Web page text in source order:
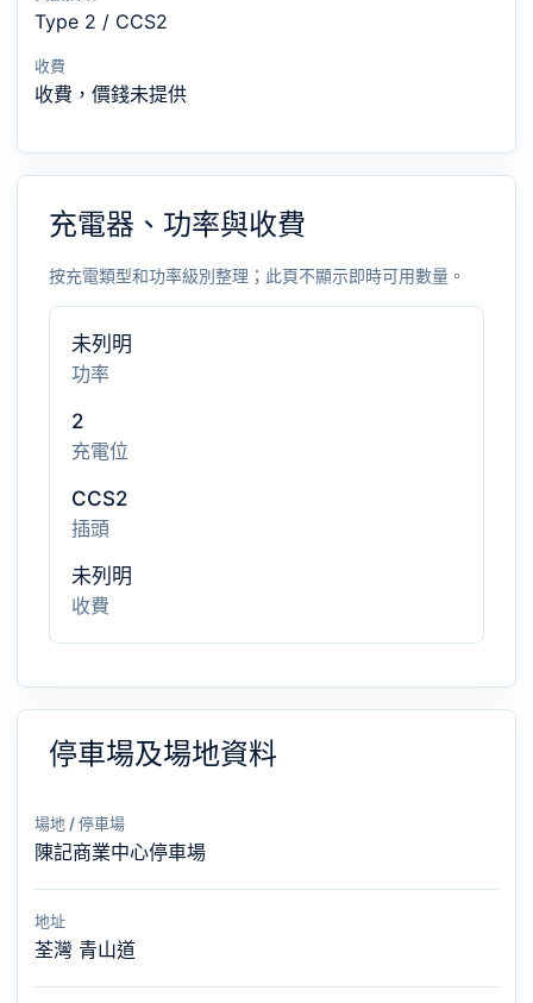
Type 2 / CCS2
收費
收費，價錢未提供
充電器、功率與收費
按充電類型和功率級別整理；此頁不顯示即時可用數量。
未列明
功率
2
充電位
CCS2
插頭
未列明
收費
停車場及場地資料
場地 / 停車場
陳記商業中心停車場
地址
荃灣 青山道